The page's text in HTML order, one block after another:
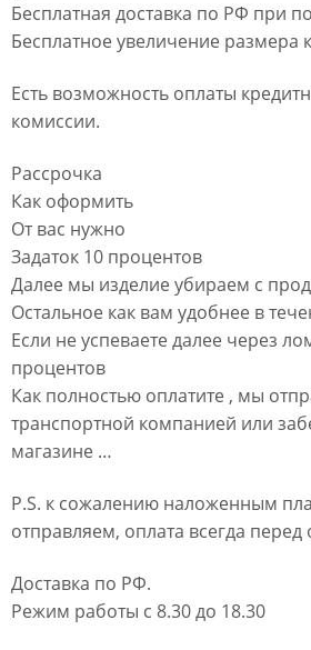
Бесплатная доставка по РФ при
Бесплатное увеличение размера
Есть возможность оплаты
комиссии.
Рассрочка
Как оформить
От вас нужно
Задаток 10 процентов
Далее мы изделие убираем с
Остальное как вам удобнее в
Если не успеваете далее через
процентов
Как полностью оплатите , мы
транспортной компанией или
магазине …
P.S. к сожалению наложенным
отправляем, оплата всегда
Доставка по РФ.
Режим работы с 8.30 до 18.30